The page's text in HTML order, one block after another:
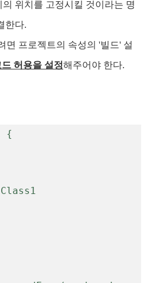
위치를 고정시킬 것이라는 명
한다.
면 프로젝트의 속성의 '빌드' 설
허용을 설정해주어야 한다.
{